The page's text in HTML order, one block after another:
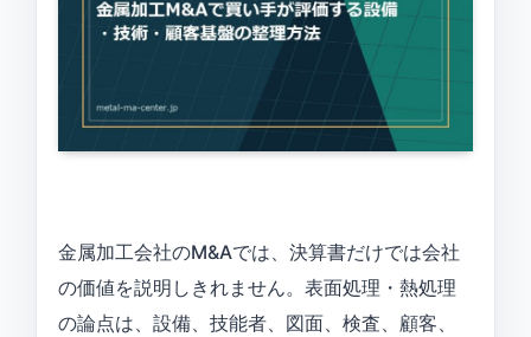
金属加工会社のM&Aでは、決算書だけでは会社
の価値を説明しきれません。表面処理・熱処理
の論点は、設備、技能者、図面、検査、顧客、